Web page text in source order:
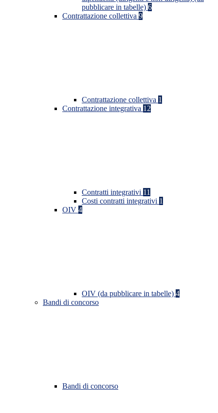
pubblicare in tabelle) 6
Contrattazione collettiva 9
Contrattazione collettiva 1
Contrattazione integrativa 12
Contratti integrativi 11
Costi contratti integrativi 1
OIV 4
OIV (da pubblicare in tabelle) 4
Bandi di concorso
Bandi di concorso